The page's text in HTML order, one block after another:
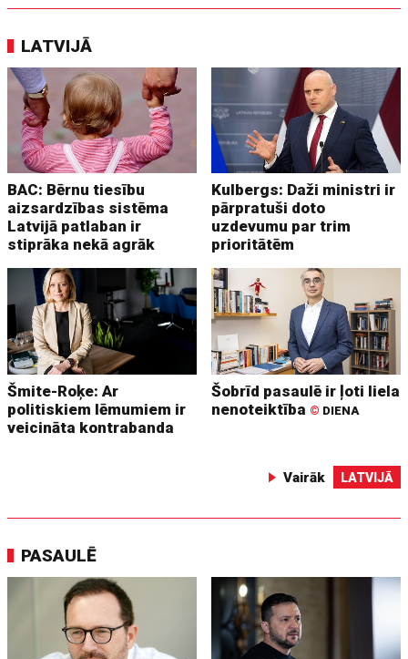
LATVIJĀ
BAC: Bērnu tiesību
aizsardzības sistēma
Latvijā patlaban ir
stiprāka nekā agrāk
Kulbergs: Daži ministri ir
pārpratuši doto
uzdevumu par trim
prioritātēm
Šmite-Roķe: Ar
politiskiem lēmumiem ir
veicināta kontrabanda
Šobrīd pasaulē ir ļoti liela
nenoteiktība © DIENA
Vairāk LATVIJĀ
PASAULĒ